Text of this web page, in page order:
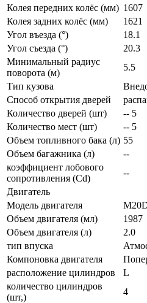
Колея передних колёс (мм) 1607
Колея задних колёс (мм)
1621
Угол въезда (°)
18.1
Угол съезда (°)
20.3
Минимальный радиус
поворота (м)
5.5
Тип кузова
Способ открытия дверей
Количество дверей (шт)
-- 5
Количество мест (шт)
-- 5
Объем топливного бака (л) 55
Объем багажника (л)
--
коэффициент лобового
сопротивления (Cd)
--
Двигатель
Модель двигателя
Объем двигателя (мл)
1987
Объем двигателя (л)
2.0
тип впуска
Компоновка двигателя
расположение цилиндров
L
количество цилиндров
(шт,)
4